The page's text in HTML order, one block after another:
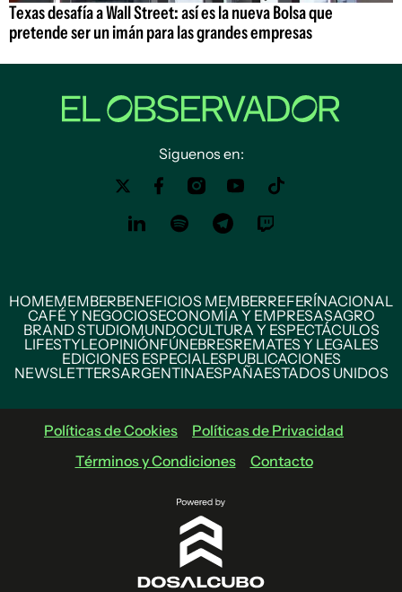
Texas desafía a Wall Street: así es la nueva Bolsa que
pretende ser un imán para las grandes empresas
Siguenos en:
HOMEMEMBERBENEFICIOS MEMBERREFERÍNACIONAL
CAFÉ Y NEGOCIOSECONOMÍA Y EMPRESASAGRO
BRAND STUDIOMUNDOCULTURA Y ESPECTÁCULOS
LIFESTYLEOPINIÓNFÚNEBRESREMATES Y LEGALES
EDICIONES ESPECIALESPUBLICACIONES
NEWSLETTERSARGENTINAESPAÑAESTADOS UNIDOS
Políticas de Cookies
Políticas de Privacidad
Términos y Condiciones
Contacto